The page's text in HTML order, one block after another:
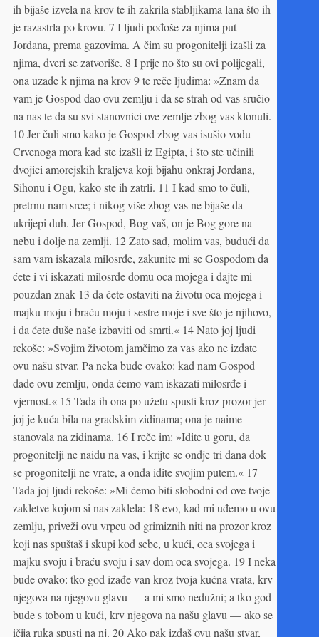
ih bijaše izvela na krov te ih zakrila stabljikama lana što ih
je razastrla po krovu. 7 I ljudi pođoše za njima put
Jordana, prema gazovima. A čim su progonitelji izašli za
njima, dveri se zatvoriše. 8 I prije no što su ovi polijegali,
ona uzađe k njima na krov 9 te reče ljudima: »Znam da
vam je Gospod dao ovu zemlju i da se strah od vas sručio
na nas te da su svi stanovnici ove zemlje zbog vas klonuli.
10 Jer čuli smo kako je Gospod zbog vas isušio vodu
Crvenoga mora kad ste izašli iz Egipta, i što ste učinili
dvojici amorejskih kraljeva koji bijahu onkraj Jordana,
Sihonu i Ogu, kako ste ih zatrli. 11 I kad smo to čuli,
pretrnu nam srce; i nikog više zbog vas ne bijaše da
ukrijepi duh. Jer Gospod, Bog vaš, on je Bog gore na
nebu i dolje na zemlji. 12 Zato sad, molim vas, budući da
sam vam iskazala milosrđe, zakunite mi se Gospodom da
ćete i vi iskazati milosrđe domu oca mojega i dajte mi
pouzdan znak 13 da ćete ostaviti na životu oca mojega i
majku moju i braću moju i sestre moje i sve što je njihovo,
i da ćete duše naše izbaviti od smrti.« 14 Nato joj ljudi
rekoše: »Svojim životom jamčimo za vas ako ne izdate
ovu našu stvar. Pa neka bude ovako: kad nam Gospod
dade ovu zemlju, onda ćemo vam iskazati milosrđe i
vjernost.« 15 Tada ih ona po užetu spusti kroz prozor jer
joj je kuća bila na gradskim zidinama; ona je naime
stanovala na zidinama. 16 I reče im: »Idite u goru, da
progonitelji ne naiđu na vas, i krijte se ondje tri dana dok
se progonitelji ne vrate, a onda idite svojim putem.« 17
Tada joj ljudi rekoše: »Mi ćemo biti slobodni od ove tvoje
zakletve kojom si nas zaklela: 18 evo, kad mi uđemo u ovu
zemlju, priveži ovu vrpcu od grimiznih niti na prozor kroz
koji nas spuštaš i skupi kod sebe, u kući, oca svojega i
majku svoju i braću svoju i sav dom oca svojega. 19 I neka
bude ovako: tko god izađe van kroz tvoja kućna vrata, krv
njegova na njegovu glavu — a mi smo nedužni; a tko god
bude s tobom u kući, krv njegova na našu glavu — ako se
ičija ruka spusti na nj. 20 Ako pak izdaš ovu našu stvar,